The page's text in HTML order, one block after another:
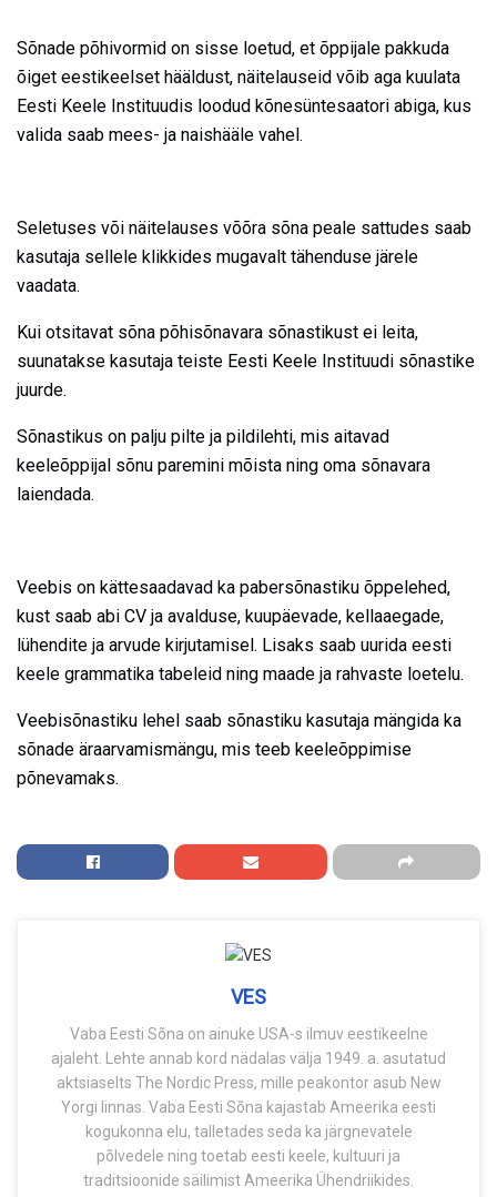
Sõnade põhivormid on sisse loetud, et õppijale pakkuda
õiget eestikeelset hääldust, näitelauseid võib aga kuulata
Eesti Keele Instituudis loodud kõnesüntesaatori abiga, kus
valida saab mees- ja naishääle vahel.
Seletuses või näitelauses võõra sõna peale sattudes saab
kasutaja sellele klikkides mugavalt tähenduse järele
vaadata.
Kui otsitavat sõna põhisõnavara sõnastikust ei leita,
suunatakse kasutaja teiste Eesti Keele Instituudi sõnastike
juurde.
Sõnastikus on palju pilte ja pildilehti, mis aitavad
keeleõppijal sõnu paremini mõista ning oma sõnavara
laiendada.
Veebis on kättesaadavad ka pabersõnastiku õppelehed,
kust saab abi CV ja avalduse, kuupäevade, kellaaegade,
lühendite ja arvude kirjutamisel. Lisaks saab uurida eesti
keele grammatika tabeleid ning maade ja rahvaste loetelu.
Veebisõnastiku lehel saab sõnastiku kasutaja mängida ka
sõnade äraarvamismängu, mis teeb keeleõppimise
põnevamaks.
VES
Vaba Eesti Sõna on ainuke USA-s ilmuv eestikeelne
ajaleht. Lehte annab kord nädalas välja 1949. a. asutatud
aktsiaselts The Nordic Press, mille peakontor asub New
Yorgi linnas. Vaba Eesti Sõna kajastab Ameerika eesti
kogukonna elu, talletades seda ka järgnevatele
põlvedele ning toetab eesti keele, kultuuri ja
traditsioonide säilimist Ameerika Ühendriikides.